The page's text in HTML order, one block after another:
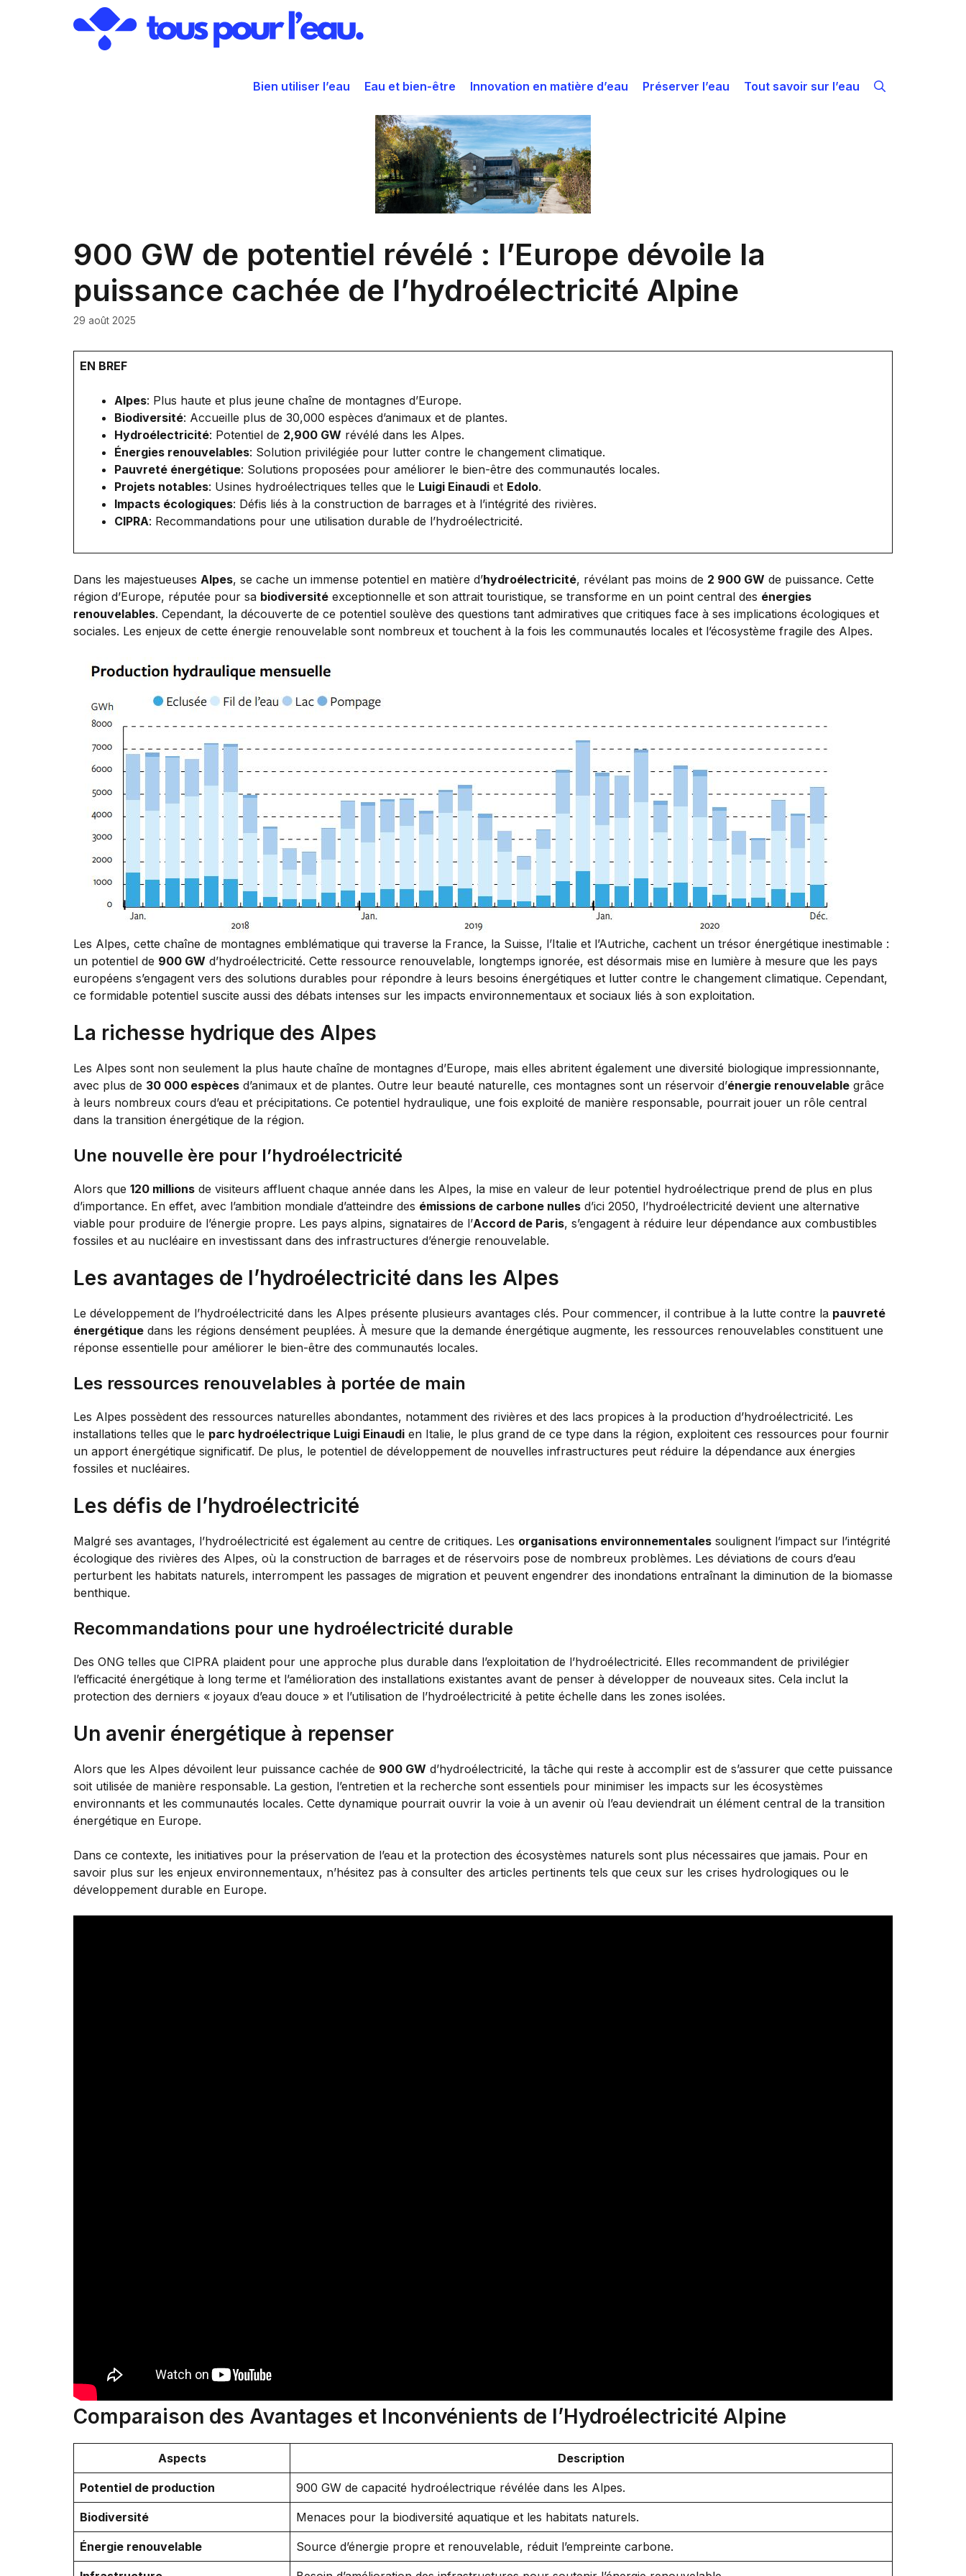
Bien utiliser l’eau Eau et bien-être Innovation en matière d’eau Préserver l’eau Tout savoir sur l’eau
900 GW de potentiel révélé : l’Europe dévoile la
puissance cachée de l’hydroélectricité Alpine
29 août 2025
EN BREF
Alpes: Plus haute et plus jeune chaîne de montagnes d’Europe.
Biodiversité: Accueille plus de 30,000 espèces d’animaux et de plantes.
Hydroélectricité: Potentiel de 2,900 GW révélé dans les Alpes.
Énergies renouvelables: Solution privilégiée pour lutter contre le changement climatique.
Pauvreté énergétique: Solutions proposées pour améliorer le bien-être des communautés locales.
Projets notables: Usines hydroélectriques telles que le Luigi Einaudi et Edolo.
Impacts écologiques: Défis liés à la construction de barrages et à l’intégrité des rivières.
CIPRA: Recommandations pour une utilisation durable de l’hydroélectricité.
Dans les majestueuses Alpes, se cache un immense potentiel en matière d’hydroélectricité, révélant pas moins de 2 900 GW de puissance. Cette
région d’Europe, réputée pour sa biodiversité exceptionnelle et son attrait touristique, se transforme en un point central des énergies
renouvelables. Cependant, la découverte de ce potentiel soulève des questions tant admiratives que critiques face à ses implications écologiques et
sociales. Les enjeux de cette énergie renouvelable sont nombreux et touchent à la fois les communautés locales et l’écosystème fragile des Alpes.
Les Alpes, cette chaîne de montagnes emblématique qui traverse la France, la Suisse, l’Italie et l’Autriche, cachent un trésor énergétique inestimable :
un potentiel de 900 GW d’hydroélectricité. Cette ressource renouvelable, longtemps ignorée, est désormais mise en lumière à mesure que les pays
européens s’engagent vers des solutions durables pour répondre à leurs besoins énergétiques et lutter contre le changement climatique. Cependant,
ce formidable potentiel suscite aussi des débats intenses sur les impacts environnementaux et sociaux liés à son exploitation.
La richesse hydrique des Alpes
Les Alpes sont non seulement la plus haute chaîne de montagnes d’Europe, mais elles abritent également une diversité biologique impressionnante,
avec plus de 30 000 espèces d’animaux et de plantes. Outre leur beauté naturelle, ces montagnes sont un réservoir d’énergie renouvelable grâce
à leurs nombreux cours d’eau et précipitations. Ce potentiel hydraulique, une fois exploité de manière responsable, pourrait jouer un rôle central
dans la transition énergétique de la région.
Une nouvelle ère pour l’hydroélectricité
Alors que 120 millions de visiteurs affluent chaque année dans les Alpes, la mise en valeur de leur potentiel hydroélectrique prend de plus en plus
d’importance. En effet, avec l’ambition mondiale d’atteindre des émissions de carbone nulles d’ici 2050, l’hydroélectricité devient une alternative
viable pour produire de l’énergie propre. Les pays alpins, signataires de l’Accord de Paris, s’engagent à réduire leur dépendance aux combustibles
fossiles et au nucléaire en investissant dans des infrastructures d’énergie renouvelable.
Les avantages de l’hydroélectricité dans les Alpes
Le développement de l’hydroélectricité dans les Alpes présente plusieurs avantages clés. Pour commencer, il contribue à la lutte contre la pauvreté
énergétique dans les régions densément peuplées. À mesure que la demande énergétique augmente, les ressources renouvelables constituent une
réponse essentielle pour améliorer le bien-être des communautés locales.
Les ressources renouvelables à portée de main
Les Alpes possèdent des ressources naturelles abondantes, notamment des rivières et des lacs propices à la production d’hydroélectricité. Les
installations telles que le parc hydroélectrique Luigi Einaudi en Italie, le plus grand de ce type dans la région, exploitent ces ressources pour fournir
un apport énergétique significatif. De plus, le potentiel de développement de nouvelles infrastructures peut réduire la dépendance aux énergies
fossiles et nucléaires.
Les défis de l’hydroélectricité
Malgré ses avantages, l’hydroélectricité est également au centre de critiques. Les organisations environnementales soulignent l’impact sur l’intégrité
écologique des rivières des Alpes, où la construction de barrages et de réservoirs pose de nombreux problèmes. Les déviations de cours d’eau
perturbent les habitats naturels, interrompent les passages de migration et peuvent engendrer des inondations entraînant la diminution de la biomasse
benthique.
Recommandations pour une hydroélectricité durable
Des ONG telles que CIPRA plaident pour une approche plus durable dans l’exploitation de l’hydroélectricité. Elles recommandent de privilégier
l’efficacité énergétique à long terme et l’amélioration des installations existantes avant de penser à développer de nouveaux sites. Cela inclut la
protection des derniers « joyaux d’eau douce » et l’utilisation de l’hydroélectricité à petite échelle dans les zones isolées.
Un avenir énergétique à repenser
Alors que les Alpes dévoilent leur puissance cachée de 900 GW d’hydroélectricité, la tâche qui reste à accomplir est de s’assurer que cette puissance
soit utilisée de manière responsable. La gestion, l’entretien et la recherche sont essentiels pour minimiser les impacts sur les écosystèmes
environnants et les communautés locales. Cette dynamique pourrait ouvrir la voie à un avenir où l’eau deviendrait un élément central de la transition
énergétique en Europe.
Dans ce contexte, les initiatives pour la préservation de l’eau et la protection des écosystèmes naturels sont plus nécessaires que jamais. Pour en
savoir plus sur les enjeux environnementaux, n’hésitez pas à consulter des articles pertinents tels que ceux sur les crises hydrologiques ou le
développement durable en Europe.
Comparaison des Avantages et Inconvénients de l’Hydroélectricité Alpine
Aspects Description
Potentiel de production 900 GW de capacité hydroélectrique révélée dans les Alpes.
Biodiversité Menaces pour la biodiversité aquatique et les habitats naturels.
Énergie renouvelable Source d’énergie propre et renouvelable, réduit l’empreinte carbone.